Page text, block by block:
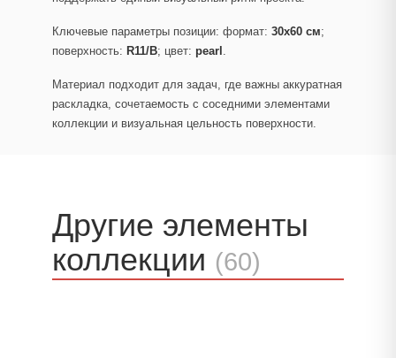
Ключевые параметры позиции: формат: 30x60 см;
поверхность: R11/B; цвет: pearl .
Материал подходит для задач, где важны аккуратная
раскладка, сочетаемость с соседними элементами
коллекции и визуальная цельность поверхности.
Другие элементы
коллекции (60)